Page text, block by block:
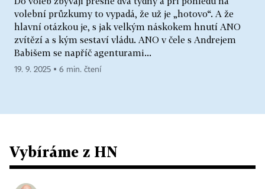
volební průzkumy to vypadá, že už je „hotovo“. A že
hlavní otázkou je, s jak velkým náskokem hnutí ANO
zvítězí a s kým sestaví vládu. ANO v čele s Andrejem
Babišem se napříč agenturami...
19. 9. 2025 ▪ 6 min. čtení
Vybíráme z HN